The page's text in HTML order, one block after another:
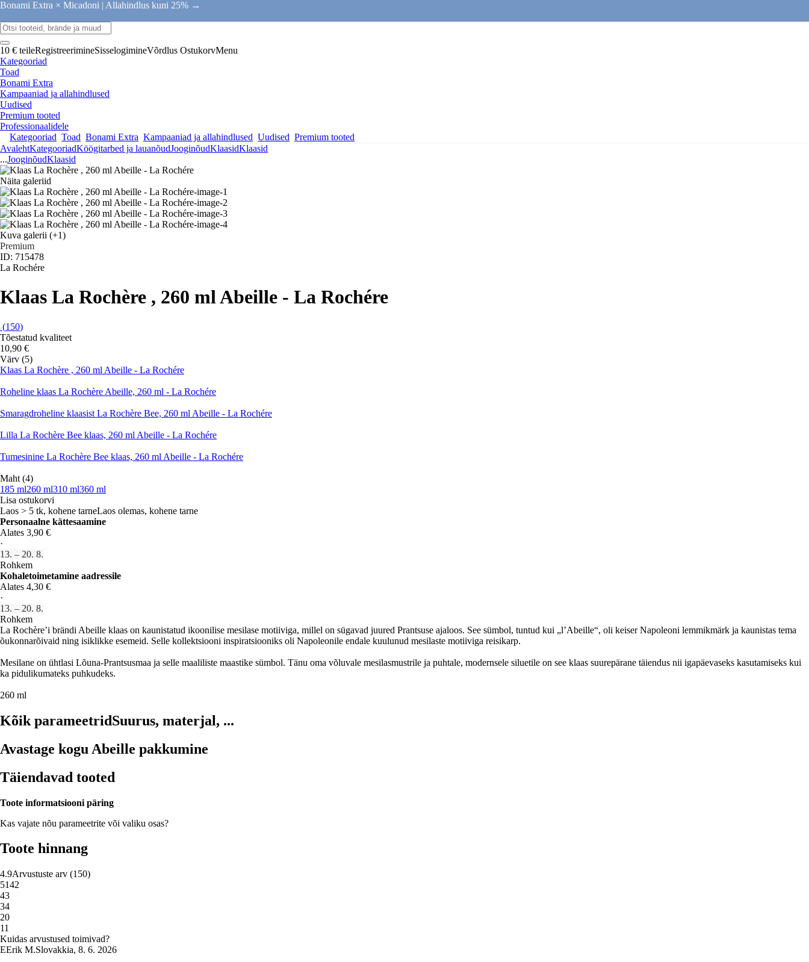
Bonami Extra × Micadoni | Allahindlus kuni 25% →
10 € teileRegistreerimineSisselogimineVõrdlus OstukorvMenu
Kategooriad
Toad
Bonami Extra
Kampaaniad ja allahindlused
Uudised
Premium tooted
Professionaalidele
Kategooriad Toad Bonami Extra Kampaaniad ja allahindlused Uudised Premium tooted
AvalehtKategooriadKöögitarbed ja lauanõudJooginõudKlaasidKlaasid
...JooginõudKlaasid
Näita galeriid
Kuva galerii (+1)
Premium
ID: 715478
La Rochére
Klaas La Rochère , 260 ml Abeille - La Rochére
(150)
Tõestatud kvaliteet
10,90 €
Värv (5)
Klaas La Rochère , 260 ml Abeille - La Rochére
Roheline klaas La Rochère Abeille, 260 ml - La Rochére
Smaragdroheline klaasist La Rochère Bee, 260 ml Abeille - La Rochére
Lilla La Rochère Bee klaas, 260 ml Abeille - La Rochére
Tumesinine La Rochère Bee klaas, 260 ml Abeille - La Rochére
Maht (4)
185 ml260 ml310 ml360 ml
Lisa ostukorvi
Laos > 5 tk, kohene tarneLaos olemas, kohene tarne
Personaalne kättesaamine
Alates 3,90 €
·
13. – 20. 8.
Rohkem
Kohaletoimetamine aadressile
Alates 4,30 €
·
13. – 20. 8.
Rohkem
La Rochère’i brändi Abeille klaas on kaunistatud ikoonilise mesilase motiiviga, millel on sügavad juured Prantsuse ajaloos. See sümbol, tuntud kui „l’Abeille“, oli keiser Napoleoni lemmikmärk ja kaunistas tema
õukonnarõivaid ning isiklikke esemeid. Selle kollektsiooni inspiratsiooniks oli Napoleonile endale kuulunud mesilaste motiiviga reisikarp.
Mesilane on ühtlasi Lõuna-Prantsusmaa ja selle maaliliste maastike sümbol. Tänu oma võluvale mesilasmustrile ja puhtale, modernsele siluetile on see klaas suurepärane täiendus nii igapäevaseks kasutamiseks kui
ka pidulikumateks puhkudeks.
260 ml
Kõik parameetridSuurus, materjal, ...
Avastage kogu Abeille pakkumine
Täiendavad tooted
Toote informatsiooni päring
Kas vajate nõu parameetrite või valiku osas?
Toote hinnang
4.9Arvustuste arv (150)
5142
43
34
20
11
Kuidas arvustused toimivad?
EErik M.Slovakkia, 8. 6. 2026